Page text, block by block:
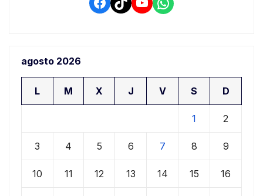
agosto 2026
L M X J V S D
1 2
3 4 5 6 7 8 9
10 11 12 13 14 15 16